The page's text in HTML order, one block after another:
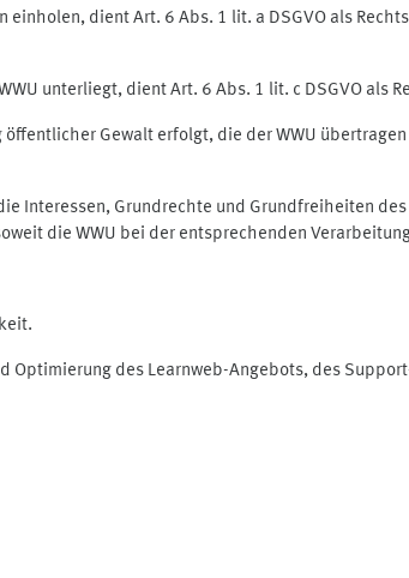
dient Art. 6 Abs. 1 lit. a DSGVO als
unterliegt, dient Art. 6 Abs. 1 lit. c DSGVO als
Gewalt erfolgt, die der WWU
Interessen, Grundrechte und Grundfreiheiten
die WWU bei der entsprechenden
Optimierung des Learnweb-Angebots, des